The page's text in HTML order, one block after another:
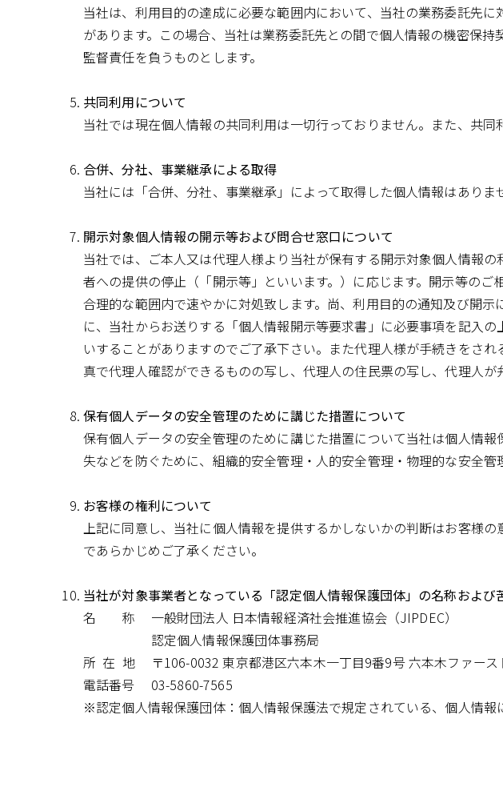
当社は、利用目的の達成に必要な範囲内において、当社の業務委託先
があります。この場合、当社は業務委託先との間で個人情報の機密保
監督責任を負うものとします。
共同利用について
当社では現在個人情報の共同利用は一切行っておりません。また、共
合併、分社、事業継承による取得
当社には「合併、分社、事業継承」によって取得した個人情報はありま
開示対象個人情報の開示等および問合せ窓口について
当社では、ご本人又は代理人様より当社が保有する開示対象個人情報
者への提供の停止（「開示等」といいます。）に応じます。開示等の
合理的な範囲内で速やかに対処致します。尚、利用目的の通知及び開
に、当社からお送りする「個人情報開示等要求書」に必要事項を記入
いすることがありますのでご了承下さい。また代理人様が手続きをさ
真で代理人確認ができるものの写し、代理人の住民票の写し、代理人
保有個人データの安全管理のために講じた措置について
保有個人データの安全管理のために講じた措置について当社は個人情
失などを防ぐために、組織的安全管理・人的安全管理・物理的な安全
お客様の権利について
上記に同意し、当社に個人情報を提供するかしないかの判断はお客様
であらかじめご了承ください。
当社が対象事業者となっている「認定個人情報保護団体」の名称および
名 称
一般財団法人 日本情報経済社会推進協会（JIPDEC）
認定個人情報保護団体事務局
所 在 地
〒106-0032 東京都港区六本木一丁目9番9号 六本木ファース
電話番号
03-5860-7565
※認定個人情報保護団体：個人情報保護法で規定されている、個人情